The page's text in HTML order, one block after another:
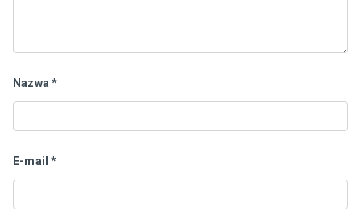
Nazwa*
E-mail*